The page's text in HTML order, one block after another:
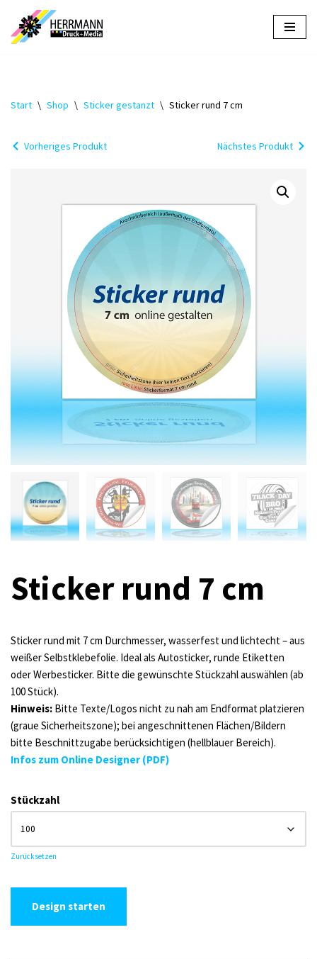
Zum
Start \ Shop \ Sticker gestanzt \ Sticker rund 7 cm
Vorheriges Produkt Nächstes Produkt
Sticker rund 7 cm
Sticker rund mit 7 cm Durchmesser, wasserfest und lichtecht – aus
weißer Selbstklebefolie. Ideal als Autosticker, runde Etiketten
oder Werbesticker. Bitte die gewünschte Stückzahl auswählen (ab
100 Stück).
Hinweis: Bitte Texte/Logos nicht zu nah am Endformat platzieren
(graue Sicherheitszone); bei angeschnittenen Flächen/Bildern
bitte Beschnittzugabe berücksichtigen (hellblauer Bereich).
Infos zum Online Designer (PDF)
Stückzahl
Zurücksetzen
Design starten
Alternative: